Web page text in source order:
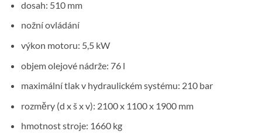
dosah: 510 mm
nožní ovládání
výkon motoru: 5,5 kW
objem olejové nádrže: 76 l
maximální tlak v hydraulickém systému: 210 bar
rozměry (d x š x v): 2100 x 1100 x 1900 mm
hmotnost stroje: 1660 kg